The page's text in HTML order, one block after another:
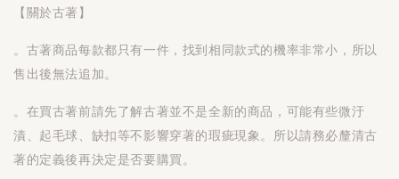
【關於古著】
。古著商品每款都只有一件，找到相同款式的機率非常小，所以
售出後無法追加。
。在買古著前請先了解古著並不是全新的商品，可能有些微汙
漬、起毛球、缺扣等不影響穿著的瑕疵現象。所以請務必釐清古
著的定義後再決定是否要購買。